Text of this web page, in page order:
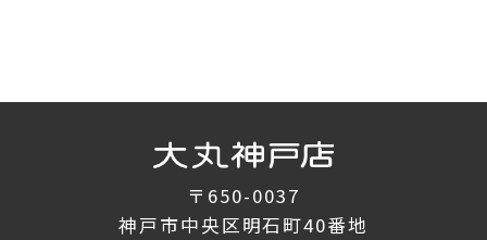
〒650-0037
神戸市中央区明石町40番地